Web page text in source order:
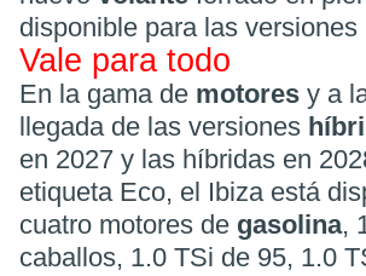
disponible para las versiones
Vale para todo
En la gama de motores y a
llegada de las versiones
en 2027 y las híbridas en
etiqueta Eco, el Ibiza está
cuatro motores de gasolina,
caballos, 1.0 TSi de 95, 1.0